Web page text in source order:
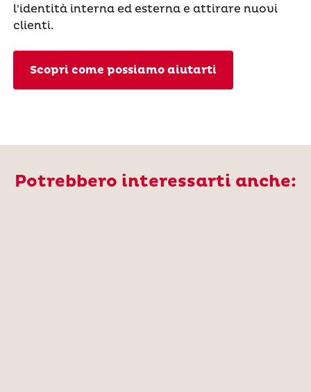
l'identità interna ed esterna e attirare nuovi
clienti.
Scopri come possiamo aiutarti
Potrebbero interessarti anche: